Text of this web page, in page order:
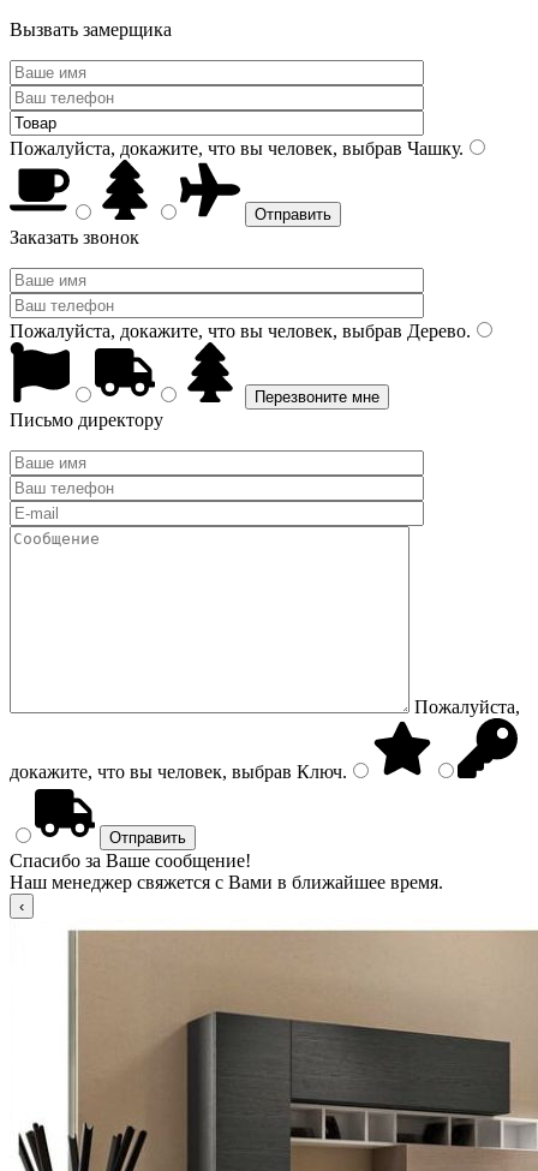
Вызвать замерщика
Пожалуйста, докажите, что вы человек, выбрав Чашку.
Заказать звонок
Пожалуйста, докажите, что вы человек, выбрав Дерево.
Письмо директору
Пожалуйста,
докажите, что вы человек, выбрав Ключ.
Спасибо за Ваше сообщение!
Наш менеджер свяжется с Вами в ближайшее время.